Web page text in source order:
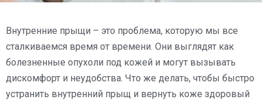
Внутренние прыщи – это проблема, которую мы все
сталкиваемся время от времени. Они выглядят как
болезненные опухоли под кожей и могут вызывать
дискомфорт и неудобства. Что же делать, чтобы быстро
устранить внутренний прыщ и вернуть коже здоровый